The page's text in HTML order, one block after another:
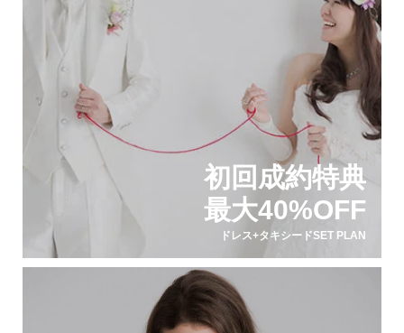
初回成約特典
最大40%OFF
ドレス+タキシードSET PLAN